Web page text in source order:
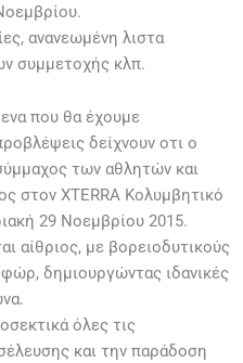
ανανεωμένη λιστα
συμμετοχής κλπ.
που θα έχουμε
δείχνουν οτι ο
των αθλητών και
στον XTERRA Κολυμβητικό
29 Νοεμβρίου 2015.
αίθριος, με βορειοδυτικούς
δημιουργώντας ιδανικές
όλες τις
και την παράδοση